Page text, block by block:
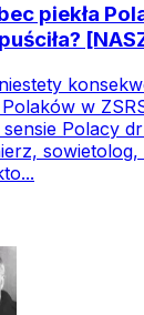
piekła
w
Polacy
sowietolog,